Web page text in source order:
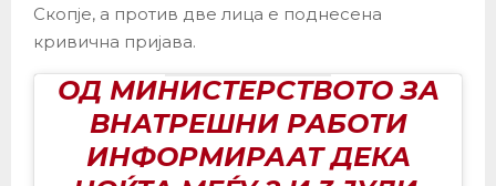
Скопје, а против две лица е поднесена
кривична пријава.
ОД МИНИСТЕРСТВОТО ЗА
ВНАТРЕШНИ РАБОТИ
ИНФОРМИРААТ ДЕКА